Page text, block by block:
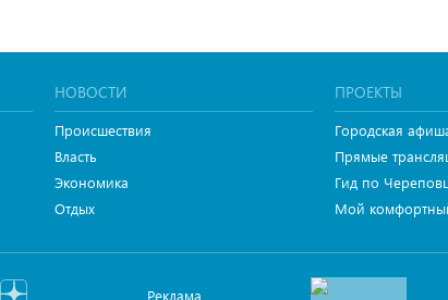
НОВОСТИ
Происшествия
Власть
Экономика
Отдых
ПРОЕКТЫ
Городская
Прямые
Гид по
Мой
Реклама